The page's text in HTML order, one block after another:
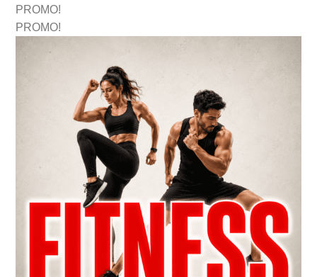
PROMO!
PROMO!